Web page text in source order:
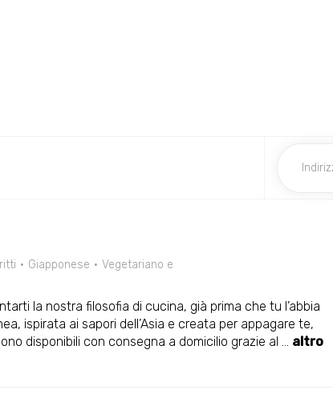
Giapponese
Vegetariano e
la nostra filosofia di cucina, già prima che tu l’abbia
ispirata ai sapori dell’Asia e creata per appagare te,
disponibili con consegna a domicilio grazie al ... altro